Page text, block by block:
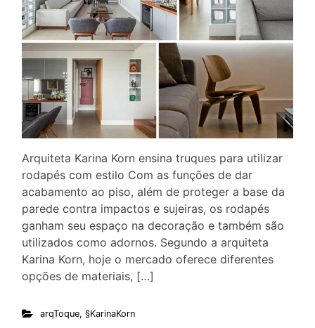
Arquiteta Karina Korn ensina truques para utilizar
rodapés com estilo Com as funções de dar
acabamento ao piso, além de proteger a base da
parede contra impactos e sujeiras, os rodapés
ganham seu espaço na decoração e também são
utilizados como adornos. Segundo a arquiteta
Karina Korn, hoje o mercado oferece diferentes
opções de materiais, […]
arqToque, §KarinaKorn